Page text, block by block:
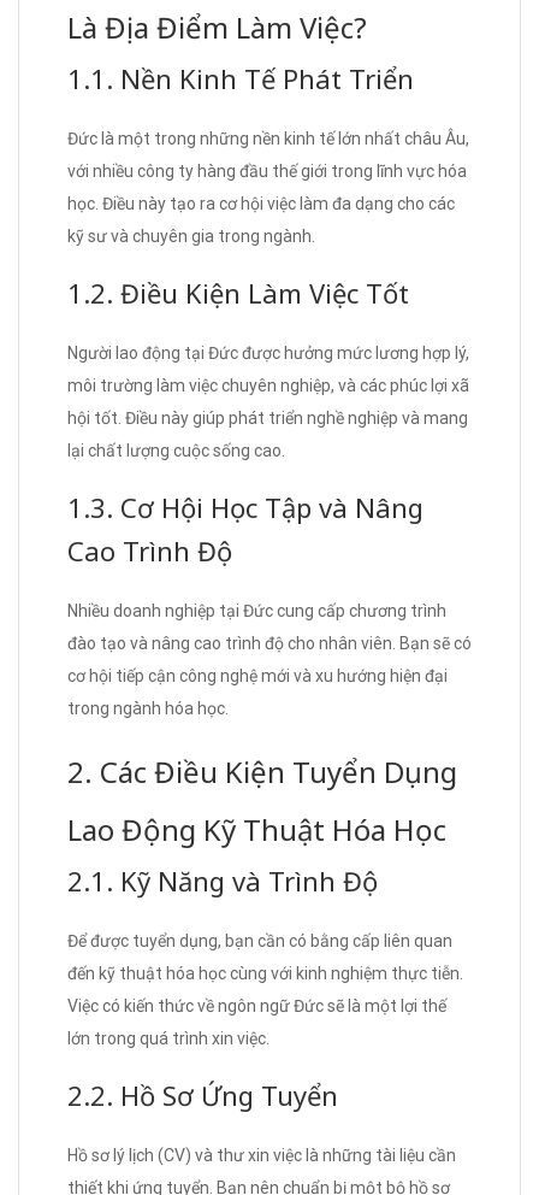
Là Địa Điểm Làm Việc?
1.1. Nền Kinh Tế Phát Triển
Đức là một trong những nền kinh tế lớn nhất châu Âu,
với nhiều công ty hàng đầu thế giới trong lĩnh vực hóa
học. Điều này tạo ra cơ hội việc làm đa dạng cho các
kỹ sư và chuyên gia trong ngành.
1.2. Điều Kiện Làm Việc Tốt
Người lao động tại Đức được hưởng mức lương hợp lý,
môi trường làm việc chuyên nghiệp, và các phúc lợi xã
hội tốt. Điều này giúp phát triển nghề nghiệp và mang
lại chất lượng cuộc sống cao.
1.3. Cơ Hội Học Tập và Nâng
Cao Trình Độ
Nhiều doanh nghiệp tại Đức cung cấp chương trình
đào tạo và nâng cao trình độ cho nhân viên. Bạn sẽ có
cơ hội tiếp cận công nghệ mới và xu hướng hiện đại
trong ngành hóa học.
2. Các Điều Kiện Tuyển Dụng
Lao Động Kỹ Thuật Hóa Học
2.1. Kỹ Năng và Trình Độ
Để được tuyển dụng, bạn cần có bằng cấp liên quan
đến kỹ thuật hóa học cùng với kinh nghiệm thực tiễn.
Việc có kiến thức về ngôn ngữ Đức sẽ là một lợi thế
lớn trong quá trình xin việc.
2.2. Hồ Sơ Ứng Tuyển
Hồ sơ lý lịch (CV) và thư xin việc là những tài liệu cần
thiết khi ứng tuyển. Bạn nên chuẩn bị một bộ hồ sơ